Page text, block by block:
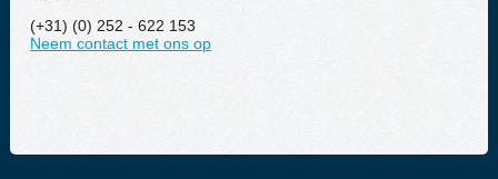
(+31) (0) 252 - 622 153
Neem contact met ons op